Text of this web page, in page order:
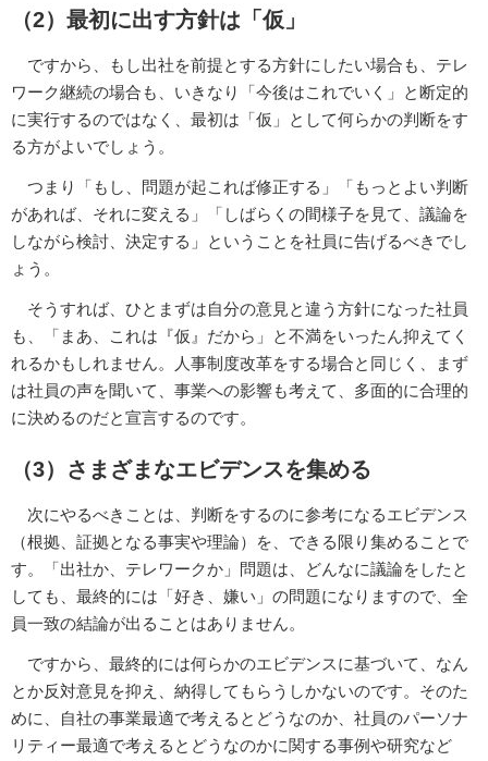
（2）最初に出す方針は「仮」
ですから、もし出社を前提とする方針にしたい場合も、テレ
ワーク継続の場合も、いきなり「今後はこれでいく」と断定的
に実行するのではなく、最初は「仮」として何らかの判断をす
る方がよいでしょう。
つまり「もし、問題が起これば修正する」「もっとよい判断
があれば、それに変える」「しばらくの間様子を見て、議論を
しながら検討、決定する」ということを社員に告げるべきでし
ょう。
そうすれば、ひとまずは自分の意見と違う方針になった社員
も、「まあ、これは『仮』だから」と不満をいったん抑えてく
れるかもしれません。人事制度改革をする場合と同じく、まず
は社員の声を聞いて、事業への影響も考えて、多面的に合理的
に決めるのだと宣言するのです。
（3）さまざまなエビデンスを集める
次にやるべきことは、判断をするのに参考になるエビデンス
（根拠、証拠となる事実や理論）を、できる限り集めることで
す。「出社か、テレワークか」問題は、どんなに議論をしたと
しても、最終的には「好き、嫌い」の問題になりますので、全
員一致の結論が出ることはありません。
ですから、最終的には何らかのエビデンスに基づいて、なん
とか反対意見を抑え、納得してもらうしかないのです。そのた
めに、自社の事業最適で考えるとどうなのか、社員のパーソナ
リティー最適で考えるとどうなのかに関する事例や研究など